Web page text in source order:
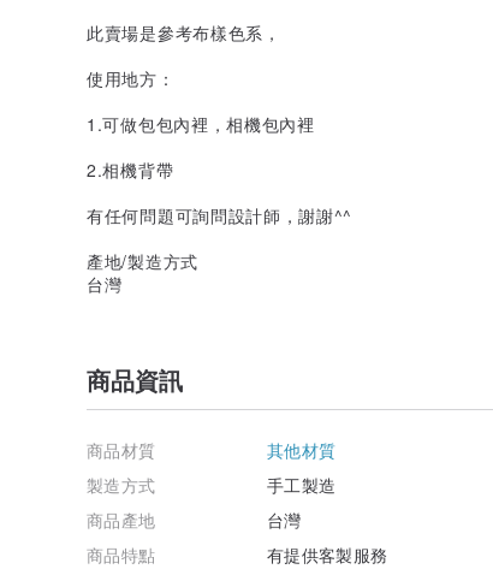
此賣場是參考布樣色系，
使用地方：
1.可做包包內裡，相機包內裡
2.相機背帶
有任何問題可詢問設計師，謝謝^^
產地/製造方式
台灣
商品資訊
商品材質
其他材質
製造方式
手工製造
商品產地
台灣
商品特點
有提供客製服務